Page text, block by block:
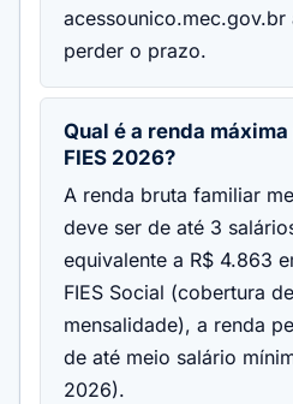
acessounico.mec.gov.br
perder o prazo.
Qual é a renda
FIES 2026?
A renda bruta familiar
deve ser de até 3
equivalente a R$ 4.863
FIES Social (cobertura
mensalidade), a renda
de até meio salário
2026).